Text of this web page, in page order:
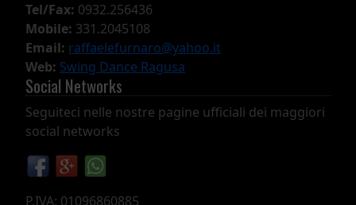
Tel/Fax: 0932.256436
Mobile: 331.2045108
Email: raffaelefurnaro@yahoo.it
Web: Swing Dance Ragusa
Social Networks
Seguiteci nelle nostre pagine ufficiali dei maggiori
social networks
P.IVA: 01096860885